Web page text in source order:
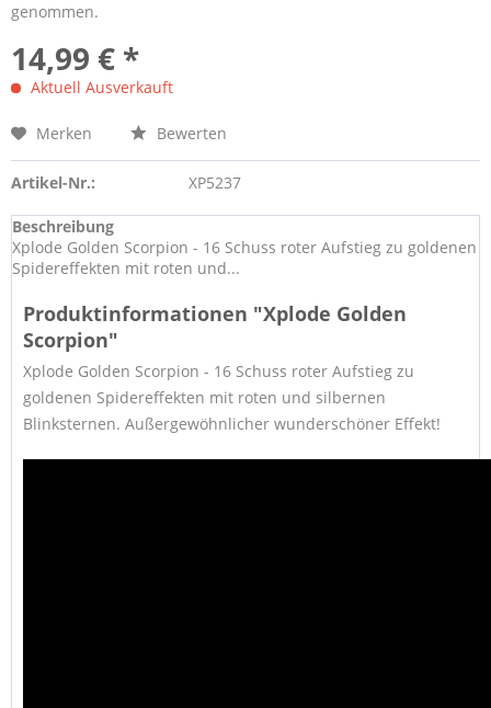
genommen.
14,99 € *
Aktuell Ausverkauft
Merken Bewerten
Artikel-Nr.: XP5237
Beschreibung
Xplode Golden Scorpion - 16 Schuss roter Aufstieg zu goldenen
Spidereffekten mit roten und...
Produktinformationen "Xplode Golden
Scorpion"
Xplode Golden Scorpion - 16 Schuss roter Aufstieg zu
goldenen Spidereffekten mit roten und silbernen
Blinksternen. Außergewöhnlicher wunderschöner Effekt!